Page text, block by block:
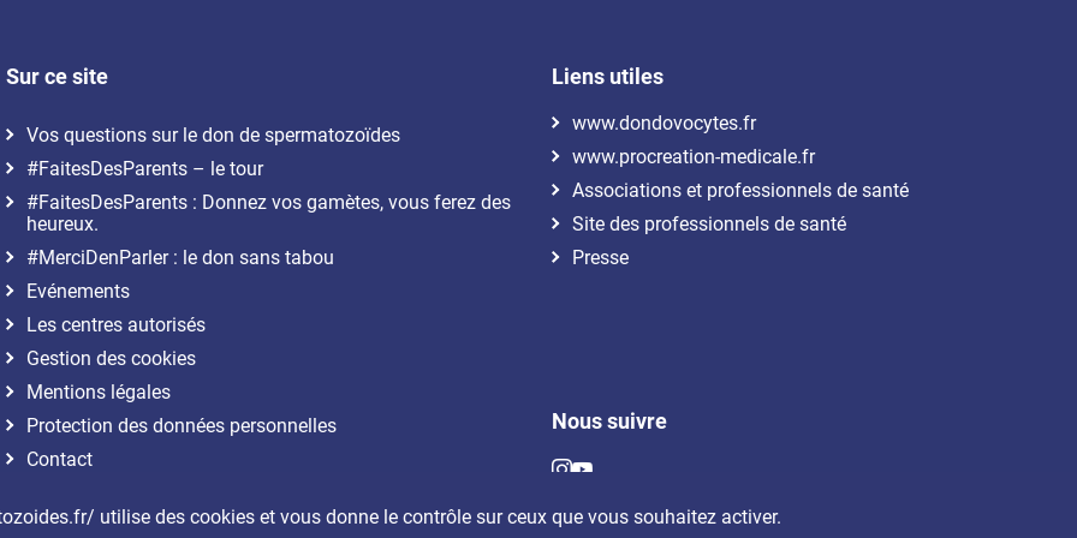
utilise des cookies et vous donne le contrôle sur ceux que vous souhaitez activer.
Sur ce site
Vos questions sur le don de spermatozoïdes
#FaitesDesParents – le tour
#FaitesDesParents : Donnez vos gamètes, vous ferez des
heureux.
#MerciDenParler : le don sans tabou
Evénements
Les centres autorisés
Gestion des cookies
Mentions légales
Protection des données personnelles
Contact
Accessibilité : partiellement conforme
Liens utiles
www.dondovocytes.fr
www.procreation-medicale.fr
Associations et professionnels de santé
Site des professionnels de santé
Presse
Nous suivre